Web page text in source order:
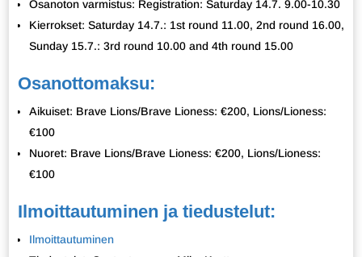
Osanoton varmistus: Registration: Saturday 14.7. 9.00-10.30
Kierrokset: Saturday 14.7.: 1st round 11.00, 2nd round 16.00,
Sunday 15.7.: 3rd round 10.00 and 4th round 15.00
Osanottomaksu:
Aikuiset: Brave Lions/Brave Lioness: €200, Lions/Lioness:
€100
Nuoret: Brave Lions/Brave Lioness: €200, Lions/Lioness:
€100
Ilmoittautuminen ja tiedustelut:
Ilmoittautuminen